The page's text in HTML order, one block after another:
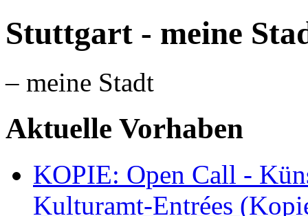
Stuttgart - meine
– meine Stadt
Aktuelle Vorhaben
KOPIE: Open Call -
Kulturamt-Entrées